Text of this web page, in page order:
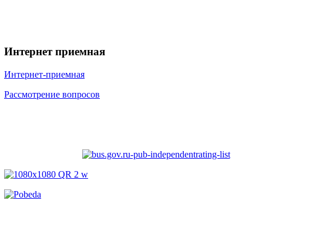
Интернет приемная
Интернет-приемная
Рассмотрение вопросов